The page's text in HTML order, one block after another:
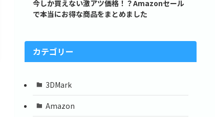
今しか買えない激アツ価格！？Amazonセール
で本当にお得な商品をまとめました
カテゴリー
3DMark
Amazon